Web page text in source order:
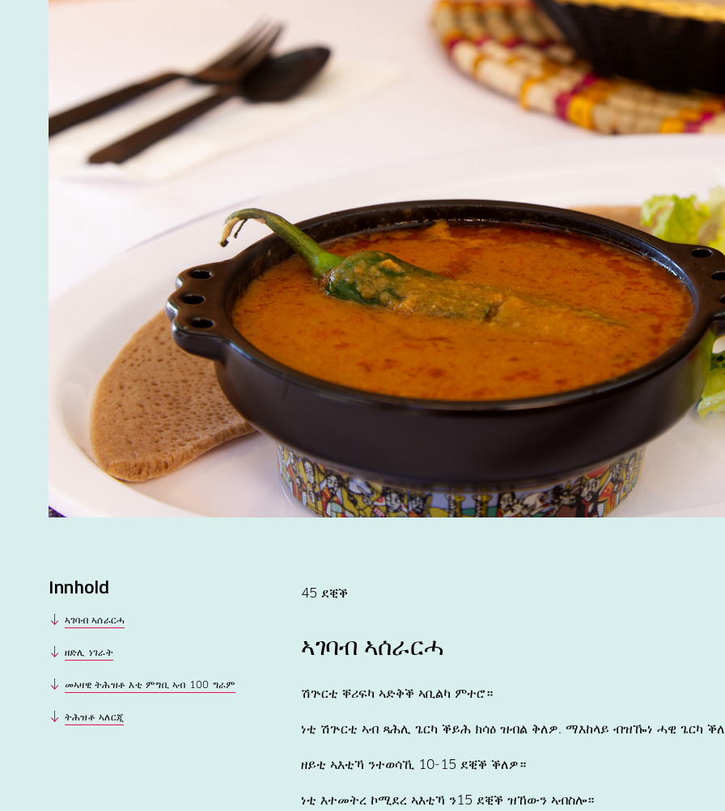
Innhold
ኣገባብ ኣሰራርሓ
ዘድሊ ነገራት
መኣዛዊ ትሕዝቶ እቲ ምግቢ ኣብ 100 ግራም
ትሕዝቶ ኣለርጂ
45 ደቒቕ
ኣገባብ ኣሰራርሓ
ሽጕርቲ ቐሪፍካ ኣድቅቕ ኣቢልካ ምተሮ።
ነቲ ሽጕርቲ ኣብ ጻሕሊ ጌርካ ቕይሕ ክሳዕ ዝብል ቅለዎ. ማእከላይ ብዝዀነ ሓዊ ጌርካ
ዘይቲ ኣእቲኻ ንተወሳኺ 10-15 ደቒቕ ቕለዎ።
ነቲ እተመትረ ኮሚደረ ኣእቲኻ ን15 ደቒቕ ዝኸውን ኣብስሎ።